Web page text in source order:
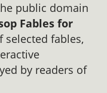
public domain
Fables for
selected fables,
by readers of